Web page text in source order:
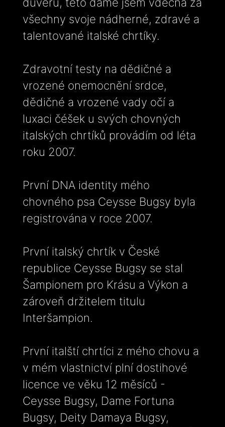
všechny svoje nádherné, zdravé a
talentované italské chrtíky.
Zdravotní testy na dědičné a
vrozené onemocnění srdce,
dědičné a vrozené vady očí a
luxaci čéšek u svých chovných
italských chrtíků provádím od léta
roku 2007.
První DNA identity mého
chovného psa Ceysse Bugsy byla
registrována v roce 2007.
První italský chrtík v České
republice Ceysse Bugsy se stal
Šampionem pro Krásu a Výkon a
zároveň držitelem titulu
Interšampion.
První italští chrtíci z mého chovu a
v mém vlastnictví plní dostihové
licence ve věku 12 měsíců -
Ceysse Bugsy, Dame Fortuna
Bugsy, Deity Damaya Bugsy,